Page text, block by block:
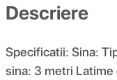
Descriere
Specificatii: Sina:
sina: 3 metri